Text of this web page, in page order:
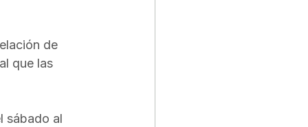
de
que las
sábado al